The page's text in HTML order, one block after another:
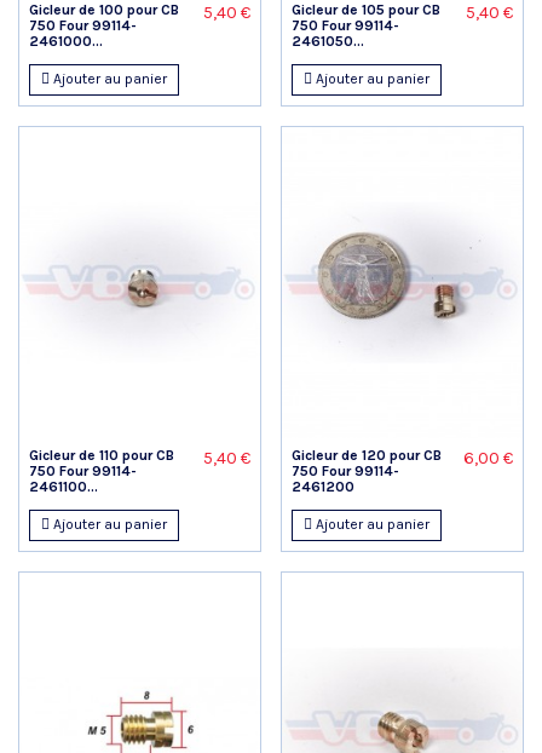
Gicleur de 100 pour CB
750 Four 99114-
2461000...
5,40 €
Ajouter au panier
Gicleur de 105 pour CB
750 Four 99114-
2461050...
5,40 €
Ajouter au panier
Gicleur de 110 pour CB
750 Four 99114-
2461100...
5,40 €
Ajouter au panier
Gicleur de 120 pour CB
750 Four 99114-
2461200
6,00 €
Ajouter au panier